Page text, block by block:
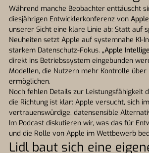
Während manche Beobachter enttäuscht
diesjährigen Entwicklerkonferenz von Apple
unserer Sicht eine klare Linie ab: Statt auf
Neuheiten setzt Apple auf systemnahe KI-
starkem Datenschutz-Fokus. „Apple
direkt ins Betriebssystem eingebunden
Modellen, die Nutzern mehr Kontrolle über
ermöglichen.
Noch fehlen Details zur Leistungsfähigkeit
die Richtung ist klar: Apple versucht, sich
vertrauenswürdige, datensensible
Im Podcast diskutieren wir, was das für
und die Rolle von Apple im Wettbewerb
Lidl baut sich eine